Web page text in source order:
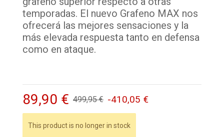
temporadas. El nuevo Grafeno MAX nos
ofrecerá las mejores sensaciones y la
más elevada respuesta tanto en defensa
como en ataque.
89,90 € 499,95 € -410,05 €
This product is no longer in stock